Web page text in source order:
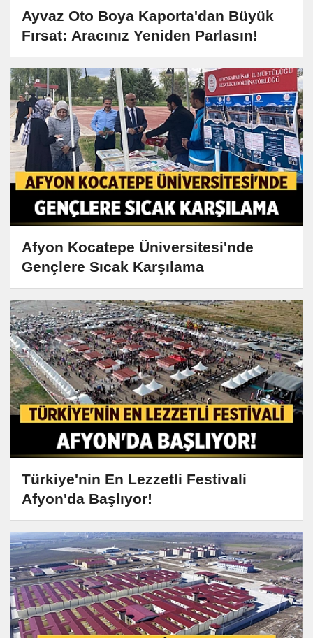
Ayvaz Oto Boya Kaporta'dan Büyük
Fırsat: Aracınız Yeniden Parlasın!
Afyon Kocatepe Üniversitesi'nde
Gençlere Sıcak Karşılama
Türkiye'nin En Lezzetli Festivali
Afyon'da Başlıyor!